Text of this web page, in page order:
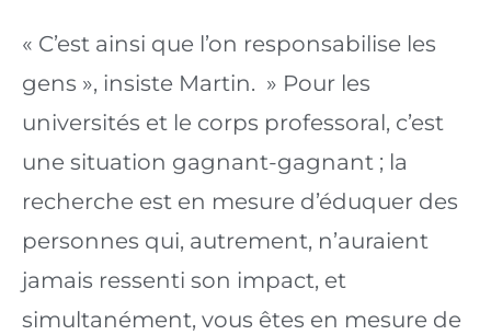
« C’est ainsi que l’on responsabilise les
gens », insiste Martin.  » Pour les
universités et le corps professoral, c’est
une situation gagnant-gagnant ; la
recherche est en mesure d’éduquer des
personnes qui, autrement, n’auraient
jamais ressenti son impact, et
simultanément, vous êtes en mesure de